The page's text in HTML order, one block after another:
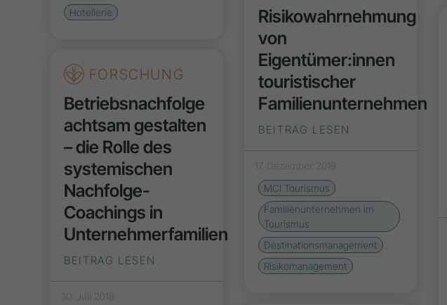
Hotellerie
Risikowahrnehmung
von
Eigentümer:innen
touristischer
Familienunternehmen
BEITRAG LESEN
17. Dezember 2019
MCI Tourismus
Familienunternehmen im
Tourismus
Destinationsmanagement
Risikomanagement
FORSCHUNG
Betriebsnachfolge
achtsam gestalten
– die Rolle des
systemischen
Nachfolge-
Coachings in
Unternehmerfamilien
BEITRAG LESEN
30. Juli 2018